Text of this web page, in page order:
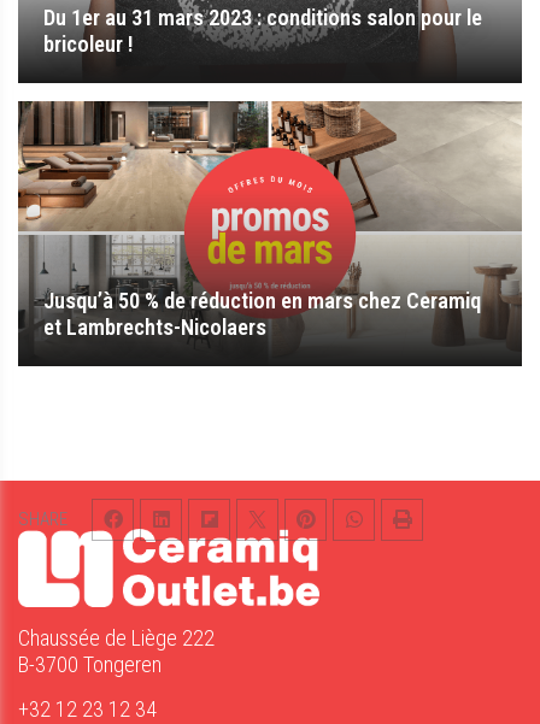
SHARE
Du 1er au 31 mars 2023 : conditions salon pour le
bricoleur !
Jusqu’à 50 % de réduction en mars chez Ceramiq
et Lambrechts-Nicolaers
Chaussée de Liège 222
B-3700 Tongeren
+32 12 23 12 34